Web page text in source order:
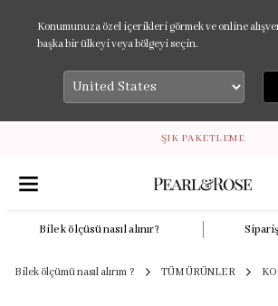
Konumunuza özel içerikleri görmek ve online
başka bir ülkeyi veya bölgeyi seçin.
ŞIK PAKETLEME
Bilek ölçüsü nasıl alınır?
Bilek ölçümü nasıl alırım ? TÜM ÜRÜNLER